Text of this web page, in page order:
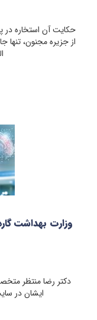
حکایت آن استخاره در
وزارت بهداشت
دکتر رضا منتظر
ایشان در